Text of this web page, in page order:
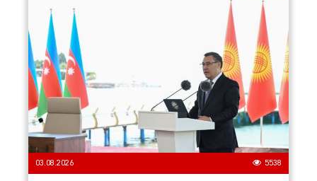
03.08.2026 5538